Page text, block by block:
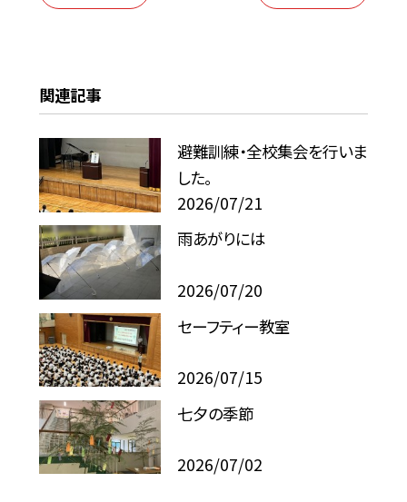
関連記事
避難訓練・全校集会を行いま
した。
2026/07/21
雨あがりには
2026/07/20
セーフティー教室
2026/07/15
七夕の季節
2026/07/02